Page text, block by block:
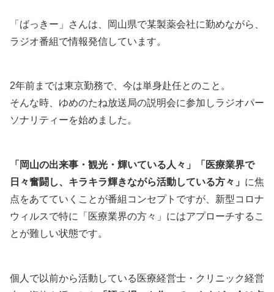
「ばっきー」さんは、岡山県で某製薬会社に勤めながら、
ラジオ番組で情報発信しています。
2年前までは東京勤務で、今は単身赴任とのこと。
そんな時、ゆめのたね放送局の説明会に参加しラジオパー
ソナリティーを始めました。
「岡山の出来事・観光・輝いている人々」「医療業界で
日々奮闘し、キラキラ輝きながら活動している方々」 に焦
点をあてていくことが番組コンセプトですが、新型コロナ
ウィルスで特に「医療業界の方々」にはアプローチするこ
とが難しい状態です。
個人で以前から活動している医療経営士・クリニック経営